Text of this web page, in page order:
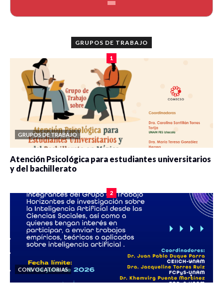
GRUPOS DE TRABAJO
1
GRUPOS DE TRABAJO
Atención Psicológica para estudiantes universitarios
y del bachillerato
2
CONVOCATORIAS